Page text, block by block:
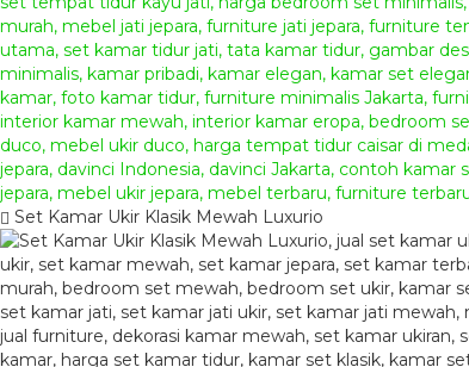
Set Kamar Ukir Klasik Mewah Luxurio